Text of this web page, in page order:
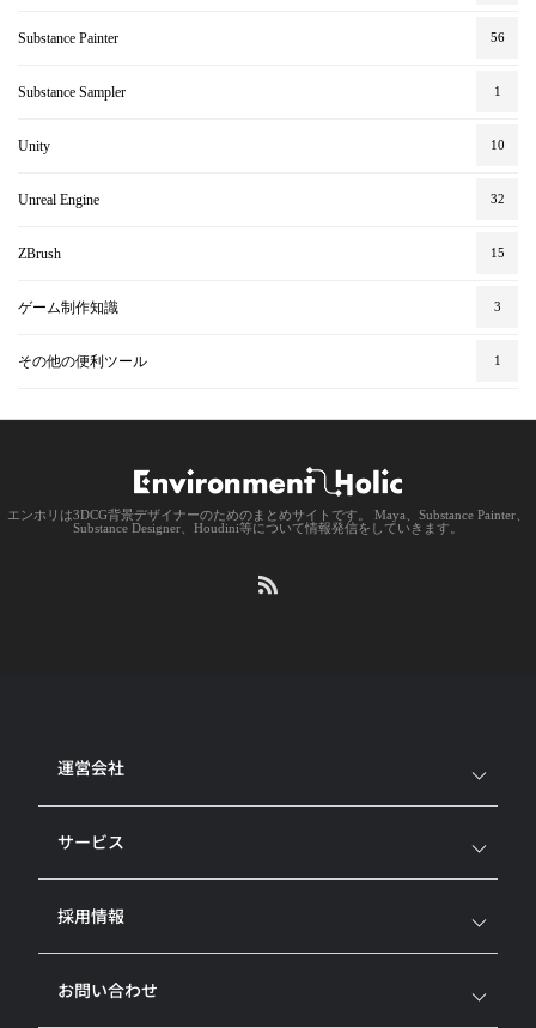
Substance Painter 56
Substance Sampler 1
Unity 10
Unreal Engine 32
ZBrush 15
ゲーム制作知識 3
その他の便利ツール 1
エンホリは3DCG背景デザイナーのためのまとめサイトです。 Maya、Substance Painter、
Substance Designer、Houdini等について情報発信をしていきます。
運営会社
サービス
採用情報
お問い合わせ